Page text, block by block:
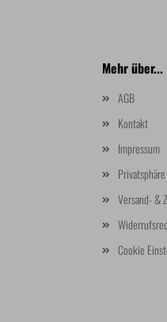
Mehr über...
AGB
Kontakt
Impressum
Versand- &
Cookie